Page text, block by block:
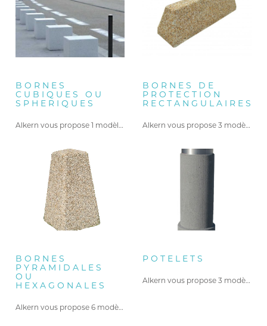
BORNES
CUBIQUES OU
SPHERIQUES
Alkern vous propose 1 modèle…
BORNES DE
PROTECTION
RECTANGULAIRES
Alkern vous propose 3 modèles…
BORNES
PYRAMIDALES
OU
HEXAGONALES
Alkern vous propose 6 modèles…
POTELETS
Alkern vous propose 3 modèles…